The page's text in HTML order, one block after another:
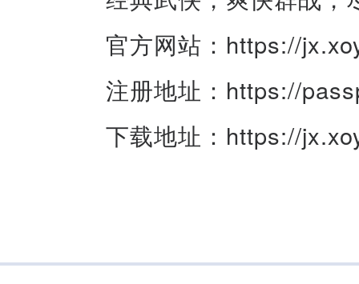
官方网站：https://
注册地址：https://
下载地址：https://